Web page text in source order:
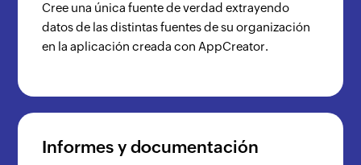
Cree una única fuente de verdad extrayendo
datos de las distintas fuentes de su organización
en la aplicación creada con AppCreator.
Informes y documentación